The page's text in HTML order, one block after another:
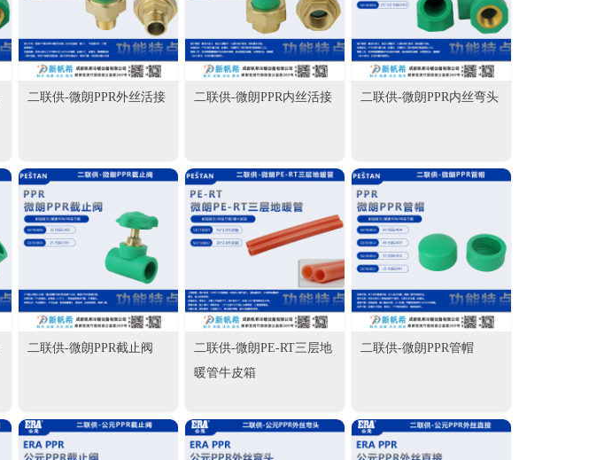
二联供-微朗PPR外丝活接 二联供-微朗PPR内丝活接 二联供-微朗PPR内丝弯头
二联供-微朗PPR截止阀
二联供-微朗PE-RT三层地
暖管牛皮箱
二联供-微朗PPR管帽